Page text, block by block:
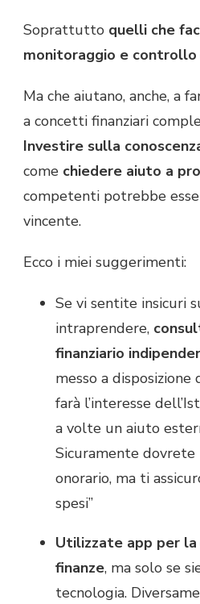
Soprattutto quelli che
monitoraggio e
Ma che aiutano, anche, a
a concetti finanziari
Investire sulla
come chiedere aiuto a
competenti potrebbe
vincente.
Ecco i miei suggerimenti:
Se vi sentite insicuri
intraprendere,
finanziario
messo a disposizione
farà l’interesse
a volte un aiuto
Sicuramente
onorario, ma ti
spesi”
Utilizzate app per
finanze, ma solo se
tecnologia.